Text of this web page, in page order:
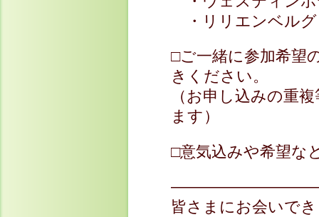
・リリエンベルグ
□ご一緒に参加希望
きください。
（お申し込みの重
ます）
□意気込みや希望な
皆さまにお会いで